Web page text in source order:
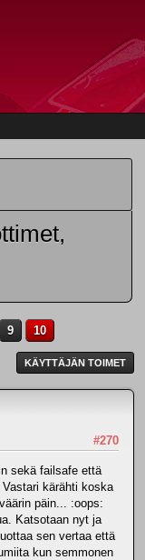
9 10
KÄYTTÄJÄN TOIMET
#270
sekä failsafe että
kärähti koska
päin... :oops:
Katsotaan nyt ja
sen vertaa että
kun semmonen